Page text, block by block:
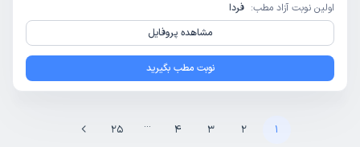
اولین نوبت آزاد مطب: فردا
مشاهده پروفایل
نوبت مطب بگیرید
1
2
3
4
...
25